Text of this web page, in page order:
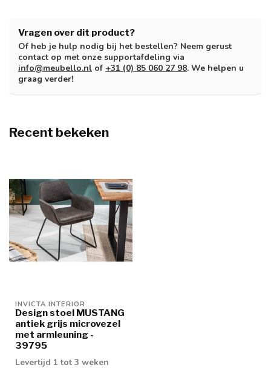
Vragen over dit product?
Of heb je hulp nodig bij het bestellen? Neem gerust
contact op met onze supportafdeling via
info@meubello.nl of +31 (0) 85 060 27 98. We helpen u
graag verder!
Recent bekeken
INVICTA INTERIOR
Design stoel MUSTANG
antiek grijs microvezel
met armleuning -
39795
Levertijd 1 tot 3 weken